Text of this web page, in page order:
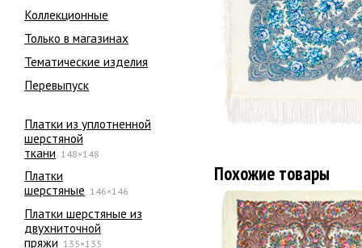
Коллекционные
Только в магазинах
Тематические изделия
Перевыпуск
Платки из уплотненной
шерстяной
ткани 148×148
Платки
шерстяные 146×146
Платки шерстяные из
двухниточной
пряжи 135×135
Похожие товары